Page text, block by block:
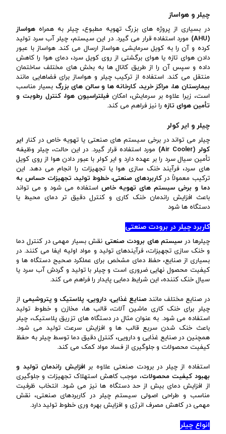
چیلر و هواساز
در بسیاری از پروژه های بزرگ تهویه مطبوع، چیلر به همراه هواساز
(
AHU
) مورد استفاده قرار می گیرد. در این سیستم، چیلر آب سرد تولید
کرده و آن را به کویل سرمایشی هواساز ارسال می کند. هواساز با عبور
دادن هوای تازه یا هوای برگشتی از روی کویل سرد، دمای هوا را کاهش
داده و سپس آن را از طریق کانال ها به بخش های مختلف ساختمان
منتقل می کند. استفاده از ترکیب چیلر و هواساز برای فضاهایی مانند
بیمارستان ها، مراکز خرید، کارخانه ها و سالن های بزرگ بسیار مناسب
است، زیرا علاوه بر سرمایش، امکانفیلتراسیون هوا، کنترل رطوبت و
تأمین هوای تازه را نیز فراهم می کند.
چیلر و ایر کولر
چیلر می تواند در برخی سیستم های صنعتی یا تهویه خاص در کنار ایر
کولر (Air Cooler
) مورد استفاده قرار گیرد. در این حالت، چیلر وظیفه
تأمین سیال سرد را بر عهده دارد و ایر کولر با عبور دادن هوا از روی کویل
های سرد، فرآیند خنک سازی هوا یا تجهیزات را انجام می دهد. این
ترکیب معمولاً درکاربردهای صنعتی، خطوط تولید، تجهیزات حساس به
دما و برخی سیستم های تهویه خاص استفاده می شود و می تواند
باعث افزایش راندمان خنک کاری و کنترل دقیق تر دمای محیط یا
دستگاه ها شود
کاربرد چیلر در برودت صنعتی
چیلرها در سیستم های برودت صنعتی نقش بسیار مهمی در کنترل دما
و خنک سازی تجهیزات، فرآیندهای تولید و مواد اولیه ایفا می کنند. در
بسیاری از صنایع، حفظ دمای مشخص برای عملکرد صحیح دستگاه ها و
کیفیت محصول نهایی ضروری است و چیلر با تولید و گردش آب سرد یا
سیال خنک کننده، این شرایط دمایی پایدار را فراهم می کند.
در صنایع مختلف مانند صنایع غذایی، دارویی، پلاستیک و پتروشیمی از
چیلر برای خنک کاری ماشین آلات، قالب ها، مخازن و خطوط تولید
استفاده می شود. به عنوان مثال در دستگاه های تزریق پلاستیک، چیلر
باعث خنک شدن سریع قالب ها و افزایش سرعت تولید می شود.
همچنین در صنایع غذایی و دارویی، کنترل دقیق دما توسط چیلر به حفظ
کیفیت محصولات و جلوگیری از فساد مواد کمک می کند.
استفاده از چیلر در برودت صنعتی علاوه برافزایش راندمان تولید و
بهبود کیفیت محصولات، موجب کاهش استهلاک تجهیزات و جلوگیری
از افزایش دمای بیش از حد دستگاه ها نیز می شود. انتخاب ظرفیت
مناسب و طراحی اصولی سیستم چیلر در کاربردهای صنعتی، نقش
مهمی در کاهش مصرف انرژی و افزایش بهره وری خطوط تولید دارد.
انواع چیلر